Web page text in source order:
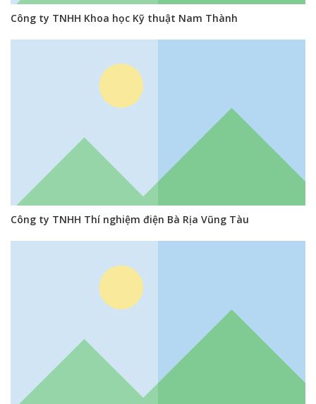
Công ty TNHH Khoa học Kỹ thuật Nam Thành
Công ty TNHH Thí nghiệm điện Bà Rịa Vũng Tàu